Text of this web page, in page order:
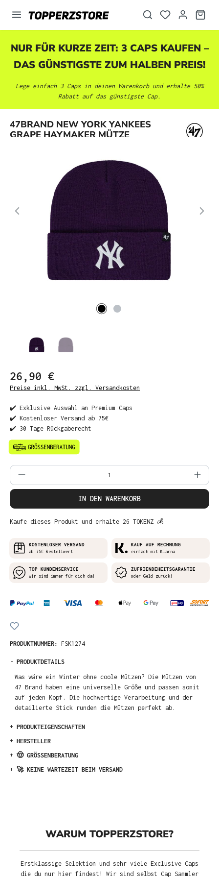
springen
NUR FÜR KURZE ZEIT: 3 CAPS KAUFEN –
DAS GÜNSTIGSTE ZUM HALBEN PREIS!
Lege einfach 3 Caps in deinen Warenkorb und erhalte 50%
Rabatt auf das günstigste Cap.
47BRAND NEW YORK YANKEES
GRAPE HAYMAKER MÜTZE
Bildergalerie überspringen
26,90 €
Preise inkl. MwSt. zzgl. Versandkosten
✔️ Exklusive Auswahl an Premium Caps
✔️ Kostenloser Versand ab 75€
✔️ 30 Tage Rückgaberecht
Produkt Anzahl: Gib den gewünschten
IN DEN WARENKORB
Kaufe dieses Produkt und erhalte 26 TOKENZ 💰
KOSTENLOSER VERSAND
ab 75€ Bestellwert
KAUF AUF RECHNUNG
einfach mit Klarna
TOP KUNDENSERVICE
wir sind immer für dich da!
ZUFRIENDEHEITSGARANTIE
oder Geld zurück!
PRODUKTNUMMER: FSK1274
- PRODUKTDETAILS
Was wäre ein Winter ohne coole Mützen? Die Mützen von
47 Brand haben eine universelle Größe und passen somit
auf jeden Kopf. Die hochwertige Verarbeitung und der
detailierte Stick runden die Mützen perfekt ab.
+ PRODUKTEIGENSCHAFTEN
+ HERSTELLER
+ 🤠 GRÖSSENBERATUNG
+ 🚀 KEINE WARTEZEIT BEIM VERSAND
WARUM TOPPERZSTORE?
Erstklassige Selektion und sehr viele Exclusive Caps
die du nur hier findest! Wir sind selbst Cap Sammler